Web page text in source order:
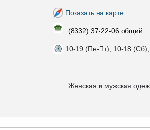
Показать на карте
(8332) 37-22-06 общий
10-19 (Пн-Пт), 10-18
Женская и мужская